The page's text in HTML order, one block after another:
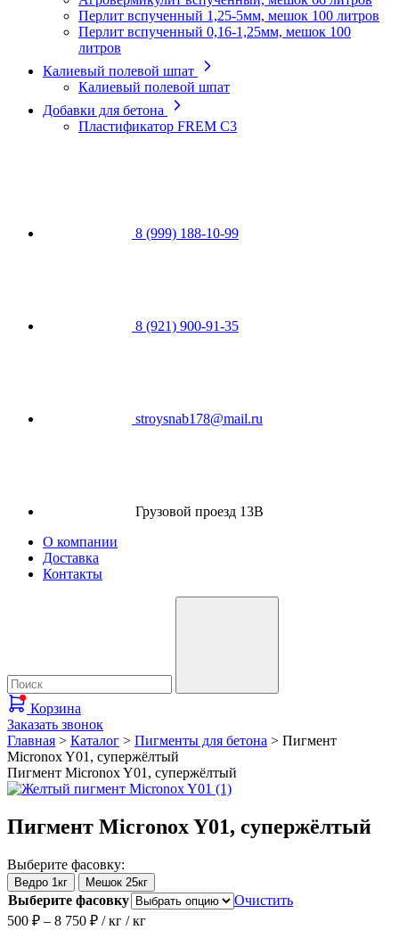
Перлит вспученный 1,25-5мм, мешок 100 литров
Перлит вспученный 0,16-1,25мм, мешок 100
литров
Калиевый полевой шпат
Калиевый полевой шпат
Добавки для бетона
Пластификатор FREM C3
8 (999) 188-10-99
8 (921) 900-91-35
stroysnab178@mail.ru
Грузовой проезд 13В
О компании
Доставка
Контакты
Корзина
Заказать звонок
Главная > Каталог > Пигменты для бетона > Пигмент
Micronox Y01, супержёлтый
Пигмент Micronox Y01, супержёлтый
Пигмент Micronox Y01, супержёлтый
Выберите фасовку:
Ведро 1кг Мешок 25кг
Выберите фасовку
Очистить
500 ₽ – 8 750 ₽Диапазон
/ кг / кг